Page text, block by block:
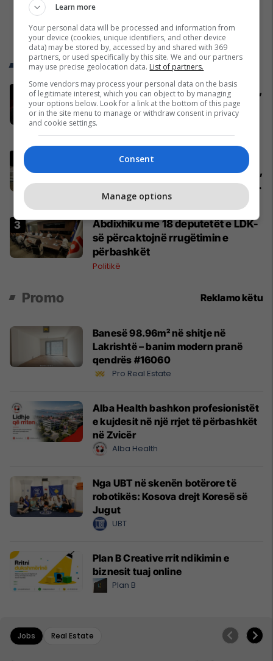
Trend Telegrafi
Përfundon takimin me Abdixhikun,
Kurti: S'ka marrëveshje me LDK-
në
Politikë
Pacolli: Nëse Shqipëria zgjidh
kontratën për Aeroportin e Vlorës,
MABCO do t’i drejtohet arbitrazhit
ndërkombëtar
Shqipëri
Abdixhiku me 18 deputetët e LDK-
së përcaktojnë rrugëtimin e
përbashkët
Politikë
Promo Reklamo këtu
Banesë 98.96m² në shitje në
Lakrishtë – banim modern pranë
qendrës #16060
Pro Real Estate
Alba Health bashkon profesionistët
e kujdesit në një rrjet të përbashkët
në Zvicër
Alba Health
Nga UBT në skenën botërore të
robotikës: Kosova drejt Koresë së
Jugut
UBT
Plan B Creative rrit ndikimin e
biznesit tuaj online
Plan B
Jobs Real Estate
Learn more
Your personal data will be processed and information from
your device (cookies, unique identifiers, and other device
data) may be stored by, accessed by and shared with 369
partners, or used specifically by this site. We and our partners
may use precise geolocation data. List of partners.
Some vendors may process your personal data on the basis
of legitimate interest, which you can object to by managing
your options below. Look for a link at the bottom of this page
or in the site menu to manage or withdraw consent in privacy
and cookie settings.
Consent
Manage options